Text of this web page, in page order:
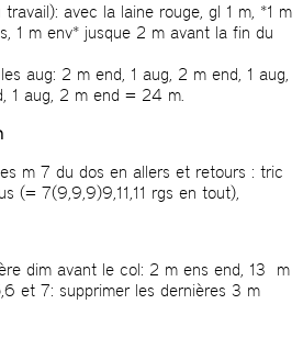
avec la laine rouge, gl 1 m, *1 m
1 m env* jusque 2 m avant la fin du
aug: 2 m end, 1 aug, 2 m end, 1 aug,
1 aug, 2 m end = 24 m.
m 7 du dos en allers et retours : tric
(= 7(9,9,9)9,11,11 rgs en tout),
dim avant le col: 2 m ens end, 13 m
et 7: supprimer les dernières 3 m